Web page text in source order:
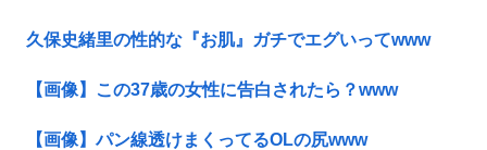
久保史緒里の性的な『お肌』ガチでエグいってwww
【画像】この37歳の女性に告白されたら？www
【画像】パン線透けまくってるOLの尻www